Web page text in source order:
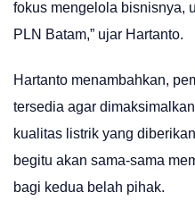
fokus mengelola bisnisnya,
PLN Batam,” ujar Hartanto.
Hartanto menambahkan,
tersedia agar
kualitas listrik yang
begitu akan sama-sama
bagi kedua belah pihak.